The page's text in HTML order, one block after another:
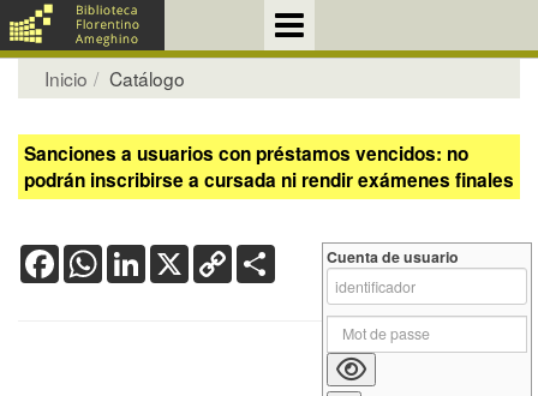
Inicio Catálogo
Sanciones a usuarios con préstamos vencidos: no
podrán inscribirse a cursada ni rendir exámenes finales
FacebookWhatsApp
LinkedIn
X Copy
Link
Cuenta de usuario